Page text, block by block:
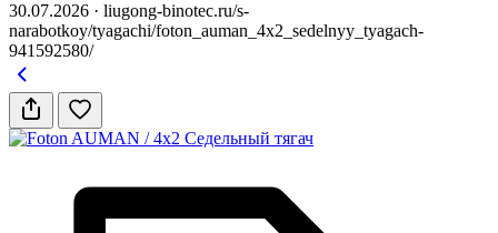
30.07.2026 · liugong-binotec.ru/s-
narabotkoy/tyagachi/foton_auman_4x2_sedelnyy_tyagach-
941592580/